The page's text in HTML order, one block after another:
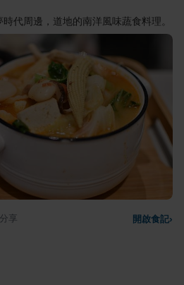
代周邊，道地的南洋風味蔬食料理。
分享 開啟食記›